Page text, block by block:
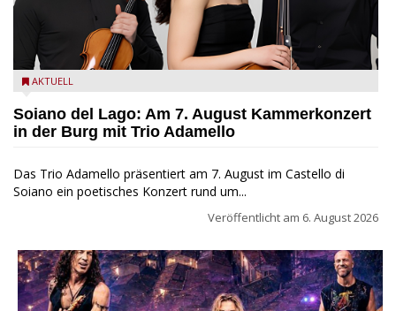
Trio Adamello
AKTUELL
Soiano del Lago: Am 7. August Kammerkonzert
in der Burg mit Trio Adamello
Das Trio Adamello präsentiert am 7. August im Castello di
Soiano ein poetisches Konzert rund um...
Veröffentlicht am 6. August 2026